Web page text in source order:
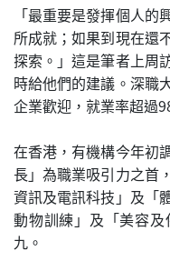
「最重要是發揮個人
所成就；如果到現在還
探索。」這是筆者上周
時給他們的建議。深職
企業歡迎，就業率超過
在香港，有機構今年初
長」為職業吸引力之首
資訊及電訊科技」及「
動物訓練」及「美容
九。